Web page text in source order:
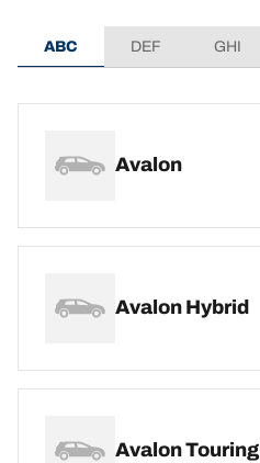
ABC DEF GHI
Avalon
Avalon Hybrid
Avalon Touring